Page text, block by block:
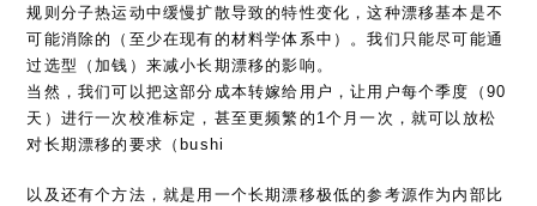
规则分子热运动中缓慢扩散导致的特性变化，这种漂移基本是不
可能消除的（至少在现有的材料学体系中）。我们只能尽可能通
过选型（加钱）来减小长期漂移的影响。
当然，我们可以把这部分成本转嫁给用户，让用户每个季度（90
天）进行一次校准标定，甚至更频繁的1个月一次，就可以放松
对长期漂移的要求（bushi
以及还有个方法，就是用一个长期漂移极低的参考源作为内部比